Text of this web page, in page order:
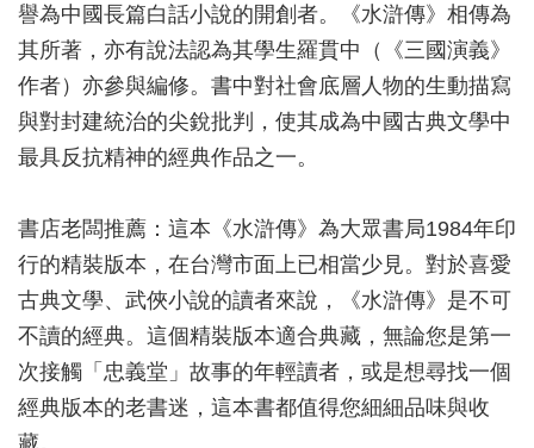
譽為中國長篇白話小說的開創者。《水滸傳》相傳為
其所著，亦有說法認為其學生羅貫中（《三國演義》
作者）亦參與編修。書中對社會底層人物的生動描寫
與對封建統治的尖銳批判，使其成為中國古典文學中
最具反抗精神的經典作品之一。
書店老闆推薦：這本《水滸傳》為大眾書局1984年印
行的精裝版本，在台灣市面上已相當少見。對於喜愛
古典文學、武俠小說的讀者來說，《水滸傳》是不可
不讀的經典。這個精裝版本適合典藏，無論您是第一
次接觸「忠義堂」故事的年輕讀者，或是想尋找一個
經典版本的老書迷，這本書都值得您細細品味與收
藏。